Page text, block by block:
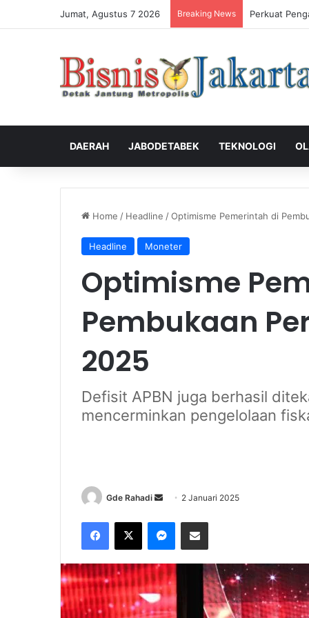
Jumat, Agustus 7 2026 Breaking News Perkuat
DAERAH JABODETABEK TEKNOLOGI
Home / Headline /Optimisme Pemerintah di
Headline Moneter
Optimisme
Pembukaan
2025
Defisit APBN juga berhasil
mencerminkan pengelolaan
Gde Rahadi
n
a
n
e
m
2 Januari 2025